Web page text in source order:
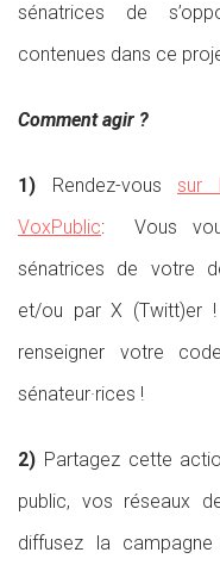
sénatrices de
contenues dans ce
Comment agir ?
1) Rendez-vous sur
VoxPublic: Vous
sénatrices de votre
et/ou par X (Twitt)er !
renseigner votre
sénateur·rices !
2) Partagez cette
public, vos réseaux
diffusez la